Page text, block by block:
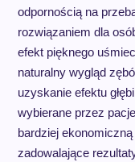
odpornością na
rozwiązaniem dla
efekt pięknego
naturalny wygląd
uzyskanie efektu
wybierane przez
bardziej
zadowalające